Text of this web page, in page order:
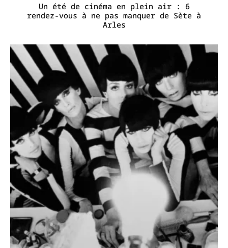
Un été de cinéma en plein air : 6
rendez-vous à ne pas manquer de Sète à
Arles